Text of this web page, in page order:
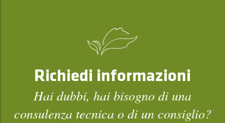
Richiedi informazioni
Hai dubbi, hai bisogno di una
consulenza tecnica o di un consiglio?